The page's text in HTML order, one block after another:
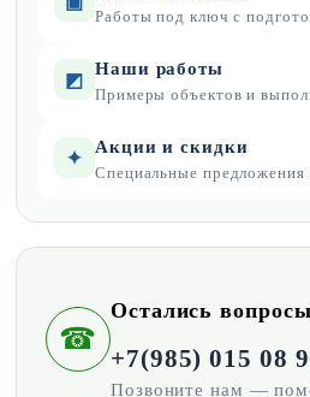
Работы под ключ с
◩
Наши работы
Примеры объектов и
✦
Акции и скидки
Специальные
☎
Остались
+7(985) 015 08
Позвоните нам —